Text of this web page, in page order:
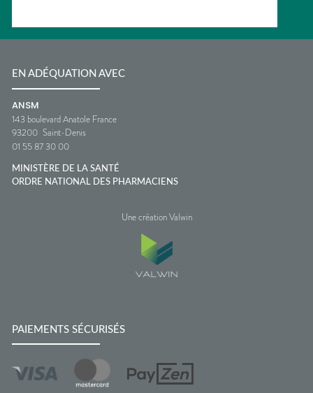
EN ADÉQUATION AVEC
ANSM
143 boulevard Anatole France
93200 Saint-Denis
01 55 87 30 00
MINISTÈRE DE LA SANTÉ
ORDRE NATIONAL DES PHARMACIENS
Une création Valwin
PAIEMENTS SÉCURISÉS